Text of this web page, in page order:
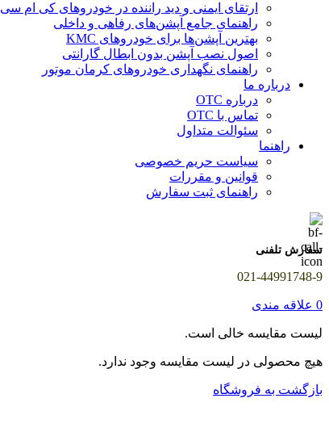
ارتقای ایمنی و دید راننده در خودروهای کی ام سی
راهنمای جامع آپشن‌های رفاهی و داخلی
بهترین آپشن‌ها برای خودروهای KMC
اصول نصب آپشن بدون ابطال گارانتی
راهنمای نگهداری خودروهای کرمان موتور
درباره ما
درباره OTC
تماس با OTC
سئوالت متداول
راهنما
سیاست حریم خصوصی
قوانین و مقررات
راهنمای ثبت سفارش
سفارش تلفنی
021-44991748-9
0 علاقه مندی
لیست مقایسه خالی است.
هیچ محصولی در لیست مقایسه وجود ندارد.
بازگشت به فروشگاه